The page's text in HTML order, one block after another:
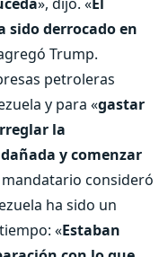
derrocado en
Trump.
petroleras
y para «gastar
la
y comenzar
mandatario consideró
ha sido un
«Estaban